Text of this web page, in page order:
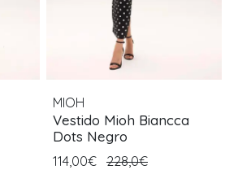
MIOH
Vestido Mioh Biancca
Dots Negro
114,00€ 228,0€